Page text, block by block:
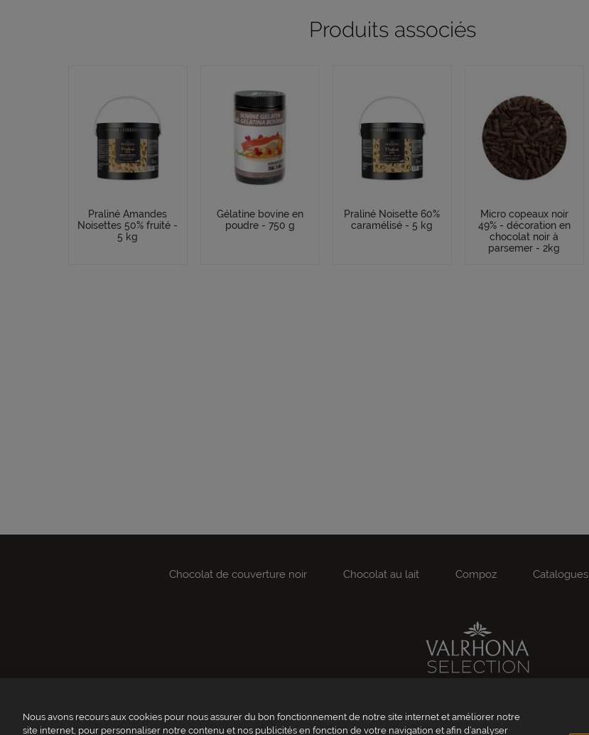
Produits associés
Praliné Amandes
Noisettes 50% fruité -
5 kg
Gélatine bovine en
poudre - 750 g
Praliné Noisette 60%
caramélisé - 5 kg
Micro copeaux noir
49% - décoration en
chocolat noir à
parsemer - 2kg
Chocolat de couverture noir Chocolat au lait Compoz Catalogues
Site Valrhona.com
Norohy
Nous avons recours aux cookies pour nous assurer du bon fonctionnement de notre site internet et améliorer notre
site internet, pour personnaliser notre contenu et nos publicités en fonction de votre navigation et afin d’analyser